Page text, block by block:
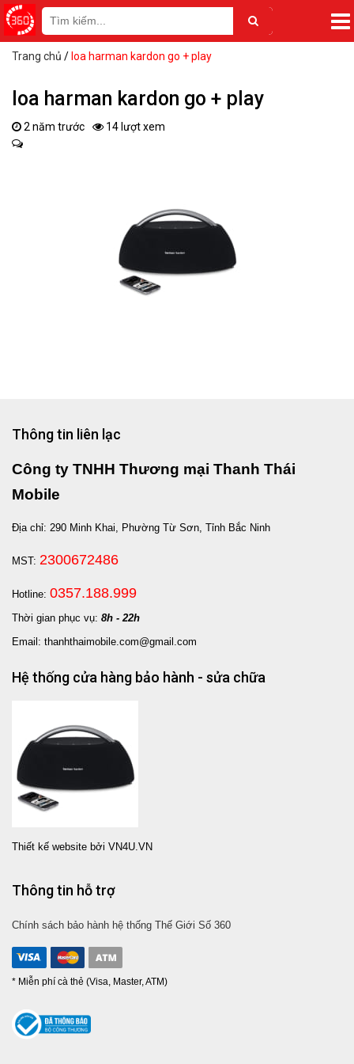
Trang chủ / loa harman kardon go + play
loa harman kardon go + play
2 năm trước 14 lượt xem
Thông tin liên lạc
Công ty TNHH Thương mại Thanh Thái
Mobile
Địa chỉ: 290 Minh Khai, Phường Từ Sơn, Tỉnh Bắc Ninh
MST: 2300672486
Hotline: 0357.188.999
Thời gian phục vụ: 8h - 22h
Email: thanhthaimobile.com@gmail.com
Hệ thống cửa hàng bảo hành - sửa chữa
Thiết kế website bởi VN4U.VN
Thông tin hỗ trợ
Chính sách bảo hành hệ thống Thế Giới Số 360
* Miễn phí cà thẻ (Visa, Master, ATM)